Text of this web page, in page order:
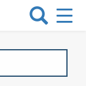
選
換